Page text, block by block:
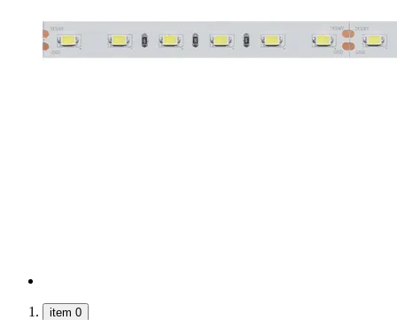
item 0